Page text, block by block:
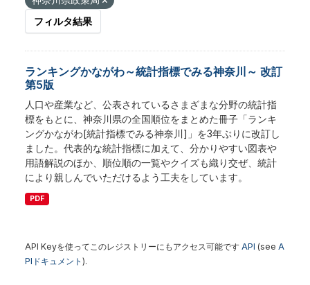
フィルタ結果
ランキングかながわ～統計指標でみる神奈川～ 改訂
第5版
人口や産業など、公表されているさまざまな分野の統計指
標をもとに、神奈川県の全国順位をまとめた冊子「ランキ
ングかながわ[統計指標でみる神奈川]」を3年ぶりに改訂し
ました。代表的な統計指標に加えて、分かりやすい図表や
用語解説のほか、順位順の一覧やクイズも織り交ぜ、統計
により親しんでいただけるよう工夫をしています。
PDF
API Keyを使ってこのレジストリーにもアクセス可能です API (see A
PIドキュメント ).